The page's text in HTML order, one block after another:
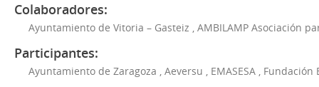
Colaboradores:
Ayuntamiento de Vitoria – Gasteiz , AMBILAMP Asociación
Participantes:
Ayuntamiento de Zaragoza , Aeversu , EMASESA , Fundación